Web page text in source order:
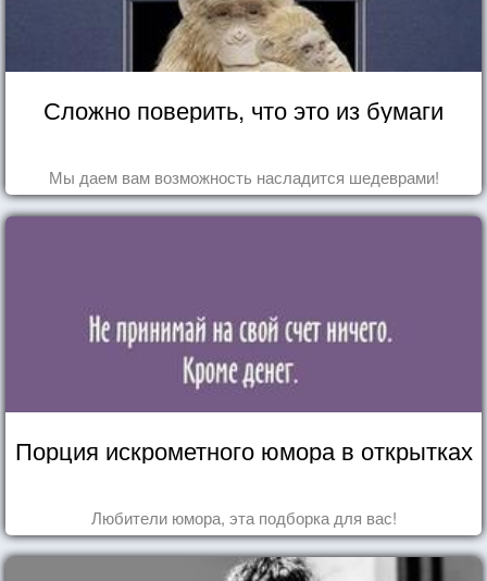
Сложно поверить, что это из бумаги
Мы даем вам возможность насладится шедеврами!
Порция искрометного юмора в открытках
Любители юмора, эта подборка для вас!